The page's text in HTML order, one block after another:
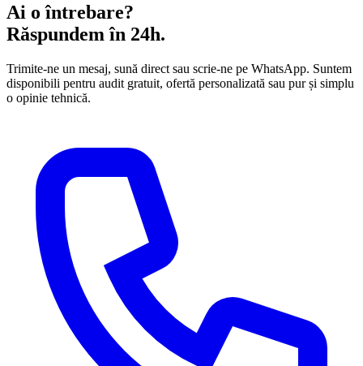
Ai o întrebare?
Răspundem în 24h.
Trimite-ne un mesaj, sună direct sau scrie-ne pe WhatsApp. Suntem
disponibili pentru audit gratuit, ofertă personalizată sau pur și simplu
o opinie tehnică.